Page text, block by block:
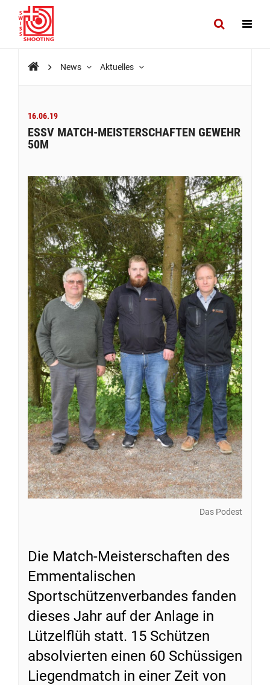
News Aktuelles
16.06.19
ESSV MATCH-MEISTERSCHAFTEN GEWEHR
50M
Das Podest
Die Match-Meisterschaften des
Emmentalischen
Sportschützenverbandes fanden
dieses Jahr auf der Anlage in
Lützelflüh statt. 15 Schützen
absolvierten einen 60 Schüssigen
Liegendmatch in einer Zeit von